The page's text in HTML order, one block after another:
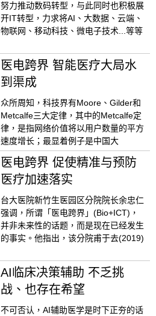
努力推动数码转型，与此同时也积极展
开IT转型，力求将AI、大数据、云端、
物联网、移动科技、微电子技术...等等
医电跨界 智能医疗大局水
到渠成
众所周知，科技界有Moore、Gilder和
Metcalfe三大定律，其中的Metcalfe定
律，是指网络价值将以用户数量的平方
速度增长；最显着例子是中国大
医电跨界 促使精准与预防
医疗加速落实
台大医院新竹生医园区分院院长余忠仁
强调，所谓「医电跨界」(Bio+ICT)，
并非未来性的话题，而是现在已经发生
的事实。他指出，该分院甫于去(2019)
AI临床决策辅助 不乏挑
战、也存在希望
不可否认，AI辅助医学是时下正夯的话